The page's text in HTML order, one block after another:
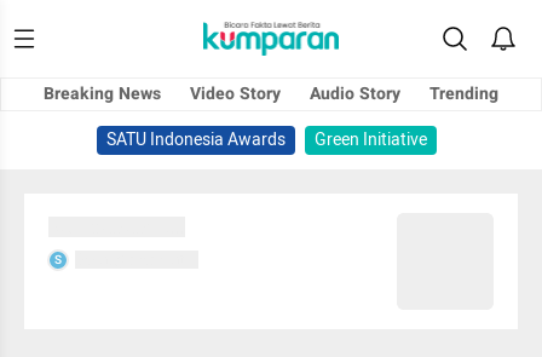
Breaking News Video Story Audio Story
Trending
SATU Indonesia Awards
Green Initiative
S